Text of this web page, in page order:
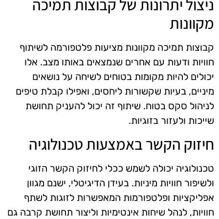
ניצול יתרונות של קבוצות תמיכה
מקוונות
קבוצות תמיכה מקוונות מציעות פלטפורמה לשיתוף
חוויות ודעות עם אחרים שנמצאים באותו מצב. אלו
יכולים להיות מקומות בטוחים לשיחה על נושאים
מיניים, בעיות שקשורות ליחסים, ואפילו קבלת טיפים
לניהול סקס בטוח. שיתוף זה יכול להעניק תחושת
שייכות ולעזור בזוגיות.
חיזוק הקשר באמצעות טכנולוגיה
טכנולוגיה יכולה לשמש ככלי לחיזוק הקשר הזוגי
ולשיפור חוויות מיניות. בעידן הדיגיטלי, ישנם מגוון
אפליקציות ופלטפורמות המאפשרות לזוגות לשתף
חוויות, לנהל שיחות אינטימיות וליצור תחושת קרבה גם